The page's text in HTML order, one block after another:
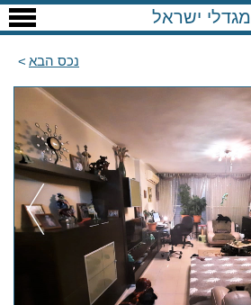
מגדלי ישראל
נכס הבא